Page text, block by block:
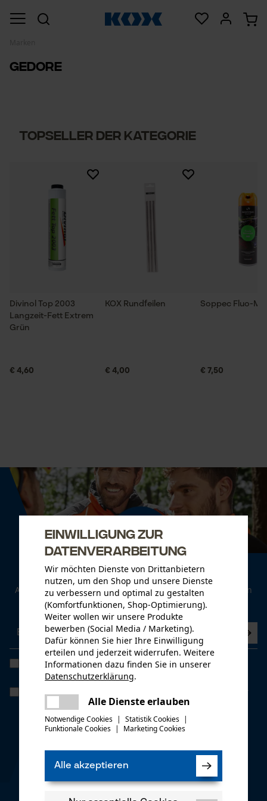
Gedore
Topseller der Kategorie
Divinol Top 2003
Langzeit-Fett Extrem
Grün
€ 4,60
KOX Rundfeilen
€ 4,00
Soppec Fluo-
€ 7,50
Newsletter
Abonnieren Sie den kostenlosen Newsletter und verpassen
Sie keine Neuigkeiten mehr.
Ich habe dieDatenschutzbestimmungengelesen und bin
einverstanden. *
Wenn Sie dem personenbezogenen Tracking einwilligen, können wir
Ihnen individuelle Angebote in unserem Newsletter bieten. Ihre
Daten werden nicht an Dritte weitergegeben. Sie können die
Einwilligung jederzeit mit einem Klick widerrufen, in jedem
Newsletter befindet sich hierzu ganz unten ein Link.
* Pflichtfeld
*** Einlösbar ab einem Warenwert von € 100,-
Einwilligung zur
Datenverarbeitung
Wir möchten Dienste von Drittanbietern
nutzen, um den Shop und unsere Dienste
zu verbessern und optimal zu gestalten
(Komfortfunktionen, Shop-Optimierung).
Weiter wollen wir unsere Produkte
bewerben (Social Media / Marketing).
Dafür können Sie hier Ihre Einwilligung
erteilen und jederzeit widerrufen. Weitere
Informationen dazu finden Sie in unserer
Datenschutzerklärung.
Alle Dienste erlauben
Notwendige Cookies | Statistik Cookies |
Funktionale Cookies | Marketing Cookies
Alle akzeptieren
Es ist ein Fehler aufgetreten. Bitte
versuchen Sie es erneut.
mail